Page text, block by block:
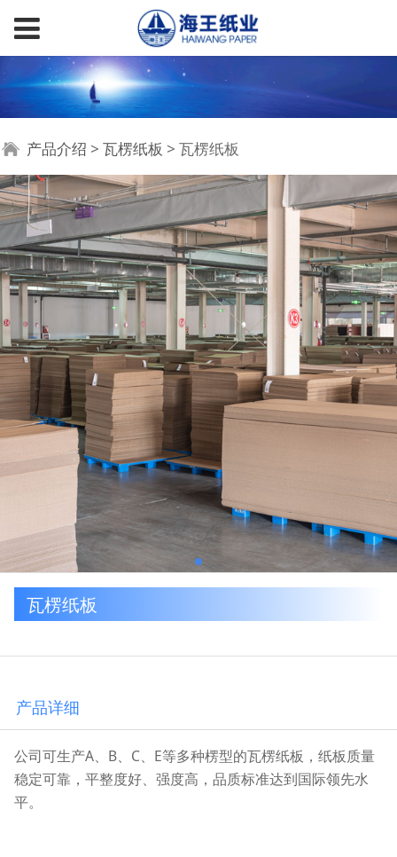
瓦楞纸板
产品介绍 > 瓦楞纸板 > 瓦楞纸板
瓦楞纸板
产品详细
公司可生产A、B、C、E等多种楞型的瓦楞纸板，纸板质量
稳定可靠，平整度好、强度高，品质标准达到国际领先水
平。